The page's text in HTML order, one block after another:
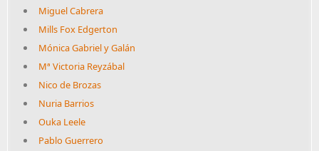
Miguel Cabrera
Mills Fox Edgerton
Mónica Gabriel y Galán
Mª Victoria Reyzábal
Nico de Brozas
Nuria Barrios
Ouka Leele
Pablo Guerrero